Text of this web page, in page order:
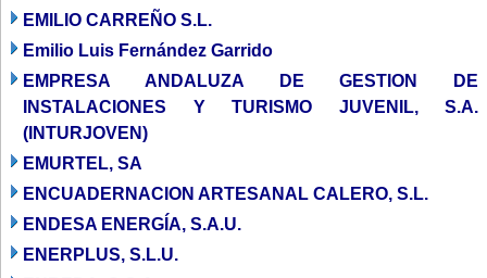
EMILIO CARREÑO S.L.
Emilio Luis Fernández Garrido
EMPRESA ANDALUZA DE GESTION DE
INSTALACIONES Y TURISMO JUVENIL, S.A.
(INTURJOVEN)
EMURTEL, SA
ENCUADERNACION ARTESANAL CALERO, S.L.
ENDESA ENERGÍA, S.A.U.
ENERPLUS, S.L.U.